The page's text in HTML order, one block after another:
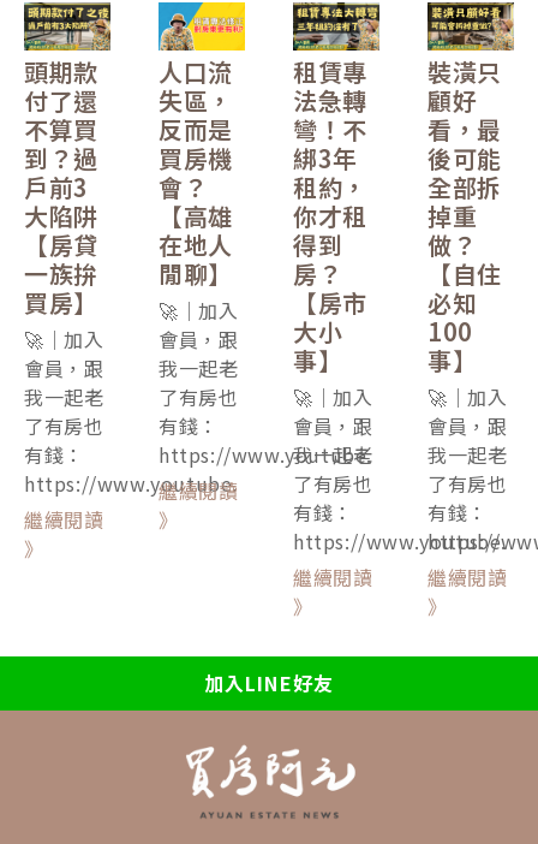
頭期款
付了還
不算買
到？過
戶前3
大陷阱
【房貸
一族拚
買房】
🚀｜加入
會員，跟
我一起老
了有房也
有錢：
https://www.youtube.
繼續閱讀
》
人口流
失區，
反而是
買房機
會？
【高雄
在地人
閒聊】
🚀｜加入
會員，跟
我一起老
了有房也
有錢：
https://www.youtube.
繼續閱讀
》
租賃專
法急轉
彎！不
綁3年
租約，
你才租
得到
房？
【房市
大小
事】
🚀｜加入
會員，跟
我一起老
了有房也
有錢：
https://www.youtube.
繼續閱讀
》
裝潢只
顧好
看，最
後可能
全部拆
掉重
做？
【自住
必知
100
事】
🚀｜加入
會員，跟
我一起老
了有房也
有錢：
https://
繼續閱讀
》
加入LINE好友